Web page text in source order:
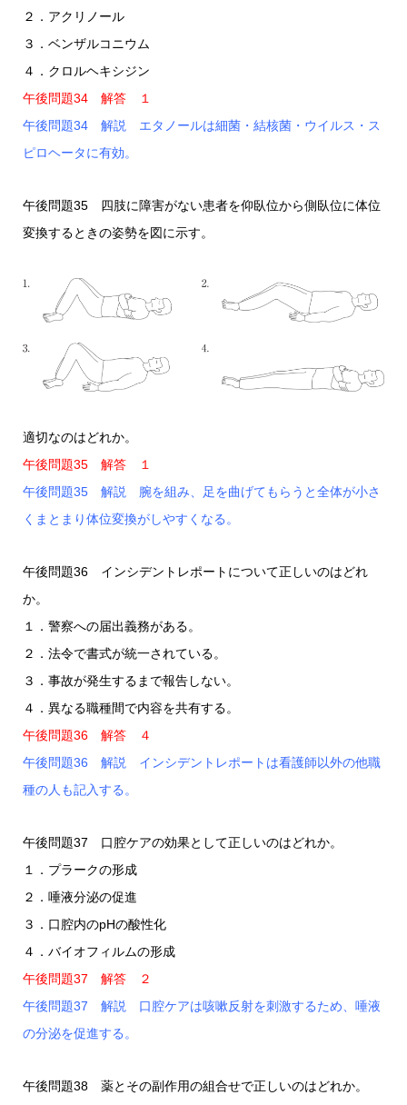
２．アクリノール
３．ベンザルコニウム
４．クロルヘキシジン
午後問題34 解答 １
午後問題34 解説 エタノールは細菌・結核菌・ウイルス・ス
ピロヘータに有効。
午後問題35 四肢に障害がない患者を仰臥位から側臥位に体位
変換するときの姿勢を図に示す。
適切なのはどれか。
午後問題35 解答 １
午後問題35 解説 腕を組み、足を曲げてもらうと全体が小さ
くまとまり体位変換がしやすくなる。
午後問題36 インシデントレポートについて正しいのはどれ
か。
１．警察への届出義務がある。
２．法令で書式が統一されている。
３．事故が発生するまで報告しない。
４．異なる職種間で内容を共有する。
午後問題36 解答 ４
午後問題36 解説 インシデントレポートは看護師以外の他職
種の人も記入する。
午後問題37 口腔ケアの効果として正しいのはどれか。
１．プラークの形成
２．唾液分泌の促進
３．口腔内のpHの酸性化
４．バイオフィルムの形成
午後問題37 解答 ２
午後問題37 解説 口腔ケアは咳嗽反射を刺激するため、唾液
の分泌を促進する。
午後問題38 薬とその副作用の組合せで正しいのはどれか。